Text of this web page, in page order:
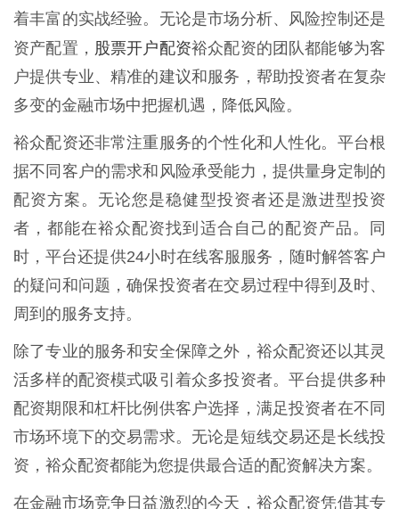
着丰富的实战经验。无论是市场分析、风险控制还是
资产配置， 股票开户配资裕众配资的团队都能够为客
户提供专业、精准的建议和服务，帮助投资者在复杂
多变的金融市场中把握机遇，降低风险。
裕众配资还非常注重服务的个性化和人性化。平台根
据不同客户的需求和风险承受能力，提供量身定制的
配资方案。无论您是稳健型投资者还是激进型投资
者，都能在裕众配资找到适合自己的配资产品。同
时，平台还提供24小时在线客服服务，随时解答客户
的疑问和问题，确保投资者在交易过程中得到及时、
周到的服务支持。
除了专业的服务和安全保障之外，裕众配资还以其灵
活多样的配资模式吸引着众多投资者。平台提供多种
配资期限和杠杆比例供客户选择，满足投资者在不同
市场环境下的交易需求。无论是短线交易还是长线投
资，裕众配资都能为您提供最合适的配资解决方案。
在金融市场竞争日益激烈的今天，裕众配资凭借其专